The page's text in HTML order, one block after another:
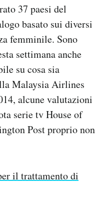
37 paesi del
basato sui diversi
femminile. Sono
settimana anche
su cosa sia
Malaysia Airlines
alcune valutazioni
serie tv House of
Post proprio non
il trattamento di